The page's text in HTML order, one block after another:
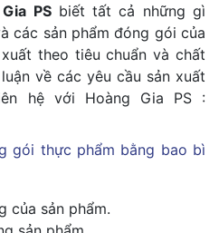
PSbiết tất cả những gì
các sản phẩm đóng gói của
theo tiêu chuẩn và chất
về các yêu cầu sản xuất
hệ với Hoàng Gia PS :
gói thực phẩm bằng bao bì
của sản phẩm.